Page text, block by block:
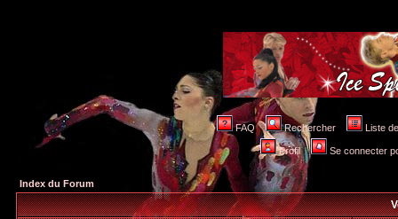
FAQ Rechercher Liste
Profil Se connecter
Index du Forum